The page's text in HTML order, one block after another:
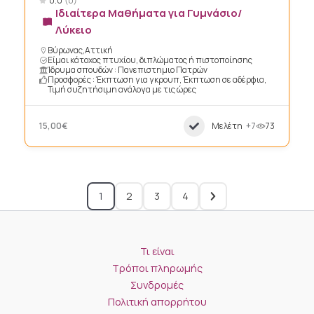
Ιδιαίτερα Μαθήματα για Γυμνάσιο/
Λύκειο
Βύρωνας,Αττική
Είμαι κάτοχος πτυχίου, διπλώματος ή πιστοποίησης
Ίδρυμα σπουδών : Πανεπιστημιο Πατρών
Προσφορές : Έκπτωση για γκρουπ, Έκπτωση σε αδέρφια,
Τιμή συζητήσιμη ανάλογα με τις ώρες
15,00€ Μελέτη +7 73
1 2 3 4
Τι είναι
Τρόποι πληρωμής
Συνδρομές
Πολιτική απορρήτου